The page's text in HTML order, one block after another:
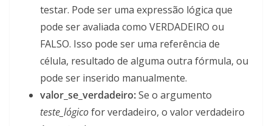
testar. Pode ser uma expressão lógica que
pode ser avaliada como VERDADEIRO ou
FALSO. Isso pode ser uma referência de
célula, resultado de alguma outra fórmula, ou
pode ser inserido manualmente.
valor_se_verdadeiro:Se o argumento
teste_lógicofor verdadeiro, o valor verdadeiro